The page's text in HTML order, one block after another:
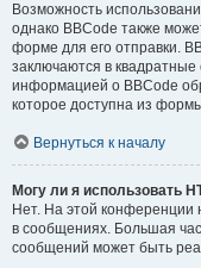
Возможность
однако BBCode также
форме для его отправки.
заключаются в квадратные
информацией о BBCode
которое доступна из
Вернуться к началу
Могу ли я использовать
Нет. На этой конференции
в сообщениях. Большая
сообщений может быть